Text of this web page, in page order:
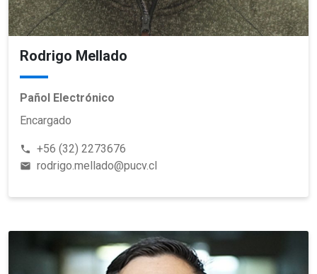
Rodrigo Mellado
Pañol Electrónico
Encargado
phone +56 (32) 2273676
email rodrigo.mellado@pucv.cl